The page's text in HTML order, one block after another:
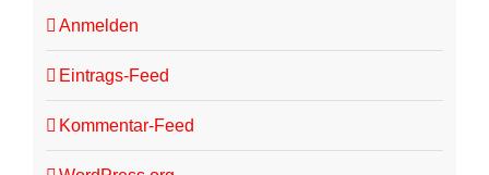
Anmelden
Eintrags-Feed
Kommentar-Feed